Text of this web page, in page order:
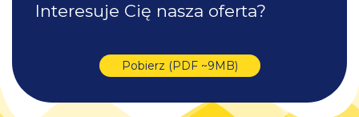
Interesuje Cię nasza oferta?
Pobierz (PDF ~9MB)